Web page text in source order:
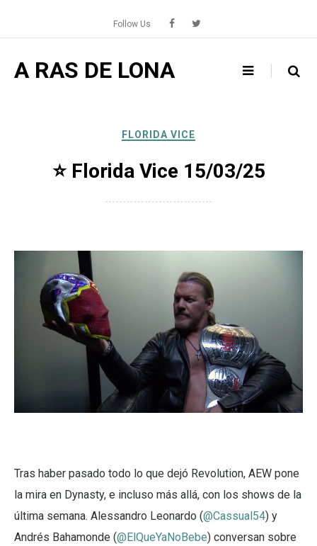
content
Follow Us
A RAS DE LONA
FLORIDA VICE
⭐️ Florida Vice 15/03/25
Tras haber pasado todo lo que dejó Revolution, AEW pone
la mira en Dynasty, e incluso más allá, con los shows de la
última semana. Alessandro Leonardo (@Cassual54) y
Andrés Bahamonde (@ElQueYaNoBebe) conversan sobre